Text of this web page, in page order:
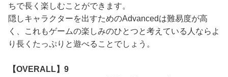
ちで長く楽しむことができます。
隠しキャラクターを出すためのAdvancedは難易度が高
く、これもゲームの楽しみのひとつと考えている人ならよ
り長くたっぷりと遊べることでしょう。
【OVERALL】9